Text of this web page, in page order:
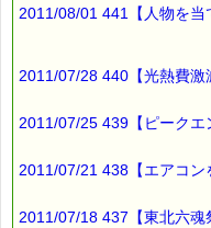
最後まで読んでいただき
━━━━━━━━☆
ｅクーポン：****-******
タイプ ：くじタイプ
2011/08/01 441【人物を当
2011/07/28 440【光熱費激
2011/07/25 439【ピークエ
2011/07/21 438【エアコン
2011/07/18 437【東北六魂